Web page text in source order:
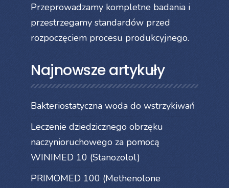
Przeprowadzamy kompletne badania i
przestrzegamy standardów przed
rozpoczęciem procesu produkcyjnego.
Najnowsze artykuły
Bakteriostatyczna woda do wstrzykiwań
Leczenie dziedzicznego obrzęku
naczynioruchowego za pomocą
WINIMED 10 (Stanozolol)
PRIMOMED 100 (Methenolone